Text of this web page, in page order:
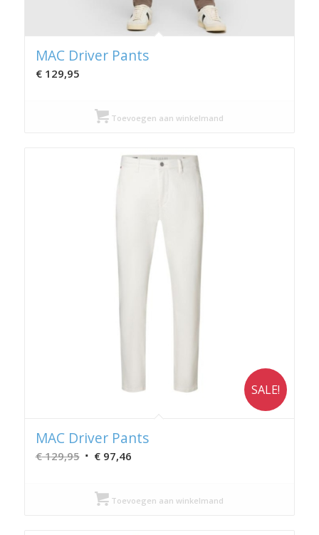
MAC Driver Pants
€129,95
Toevoegen aan winkelmand
SALE!
MAC Driver Pants
€129,95 Oorspronkelijke
was:
€ 129,95.
€97,46Huidige
€ 97,46.
Toevoegen aan winkelmand